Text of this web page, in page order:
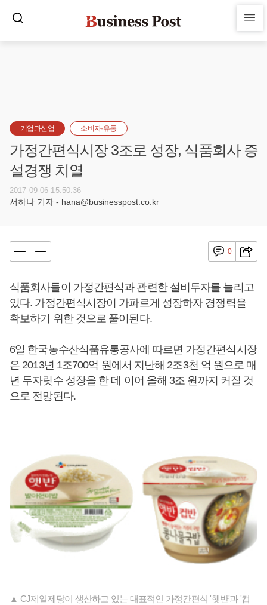
기업과산업 소비자·유통
가정간편식시장 3조로 성장, 식품회사 증
설경쟁 치열
2017-09-06 15:50:36
서하나 기자 - hana@businesspost.co.kr
0
식품회사들이 가정간편식과 관련한 설비투자를 늘리고
있다. 가정간편식시장이 가파르게 성장하자 경쟁력을
확보하기 위한 것으로 풀이된다.
6일 한국농수산식품유통공사에 따르면 가정간편식시장
은 2013년 1조700억 원에서 지난해 2조3천 억 원으로 매
년 두자릿수 성장을 한 데 이어 올해 3조 원까지 커질 것
으로 전망된다.
▲ CJ제일제당이 생산하고 있는 대표적인 가정간편식 '햇반'과 '컵